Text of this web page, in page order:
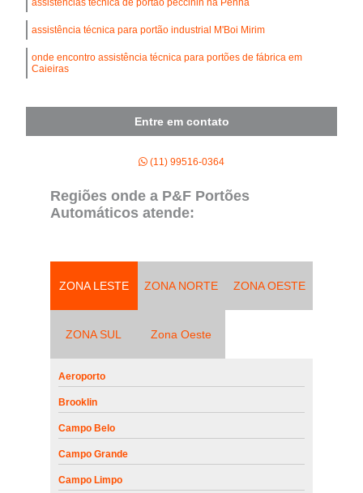
assistência técnica para portão industrial M'Boi Mirim
onde encontro assistência técnica para portões de fábrica em
Caieiras
Entre em contato
(11) 99516-0364
Regiões onde a P&F Portões
Automáticos atende:
ZONA LESTE ZONA NORTE ZONA OESTE
ZONA SUL Zona Oeste
Aeroporto
Brooklin
Campo Belo
Campo Grande
Campo Limpo